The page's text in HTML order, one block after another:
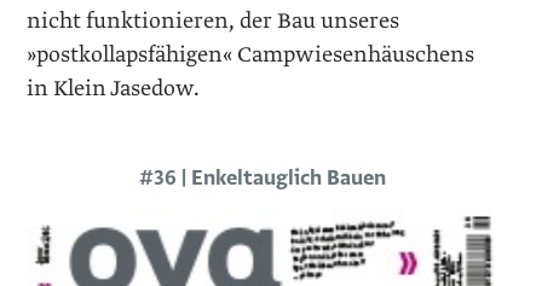
nicht funktionieren, der Bau ­unseres
»postkollapsfähigen« Camp­wiesenhäuschens
in Klein Jasedow.
#36 | Enkeltauglich Bauen